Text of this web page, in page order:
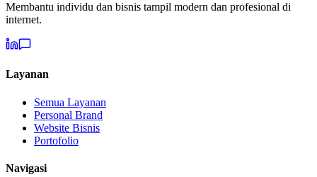
Membantu individu dan bisnis tampil modern dan profesional di
internet.
Layanan
Semua Layanan
Personal Brand
Website Bisnis
Portofolio
Navigasi